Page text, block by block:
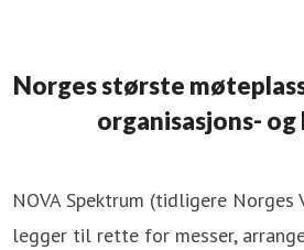
Norges største
organisasjons-
NOVA Spektrum (tidligere Norges
legger til rette for messer,